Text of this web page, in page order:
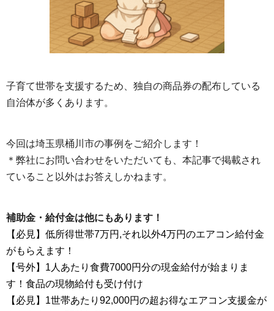
子育て世帯を支援するため、独自の商品券の配布している
自治体が多くあります。
今回は埼玉県桶川市の事例をご紹介します！
＊弊社にお問い合わせをいただいても、本記事で掲載され
ていること以外はお答えしかねます。
補助金・給付金は他にもあります！
【必見】低所得世帯7万円,それ以外4万円のエアコン給付金
がもらえます！
【号外】1人あたり食費7000円分の現金給付が始まりま
す！食品の現物給付も受け付け
【必見】1世帯あたり92,000円の超お得なエアコン支援金が